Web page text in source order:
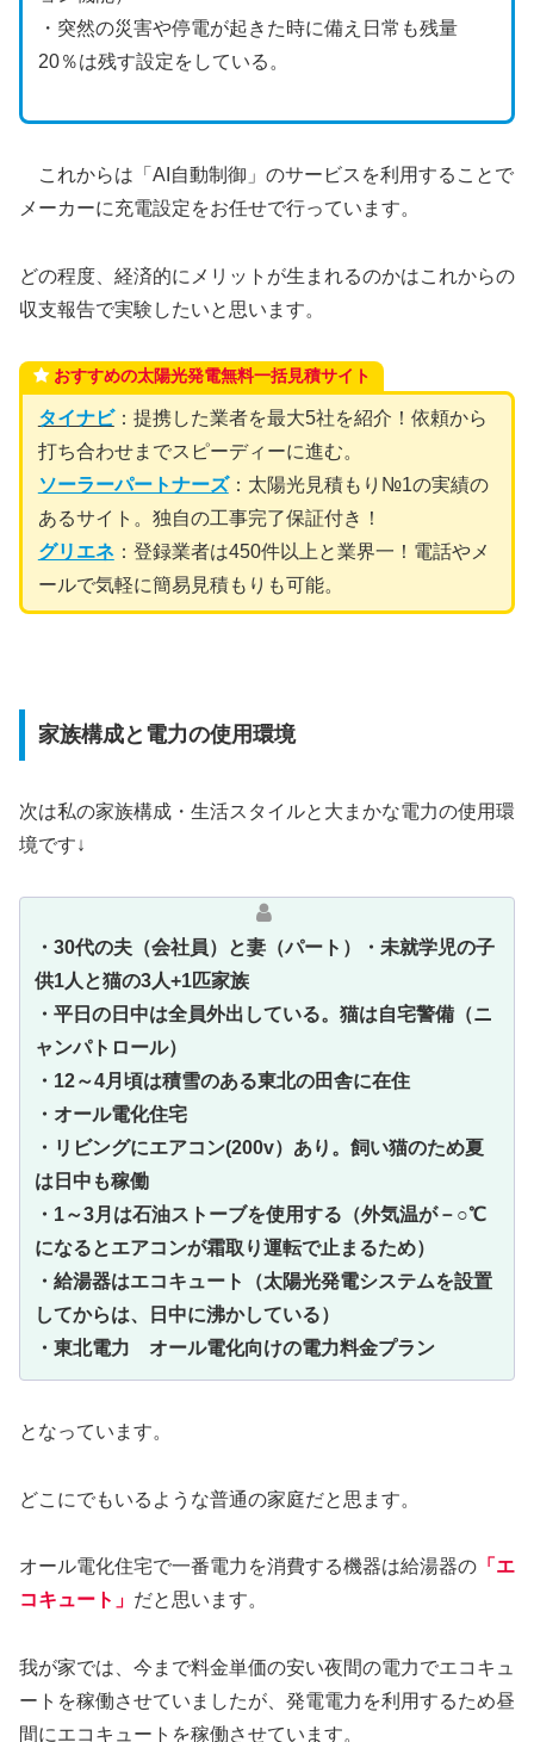
・突然の災害や停電が起きた時に備え日常も残量
20％は残す設定をしている。
これからは「AI自動制御」のサービスを利用することで
メーカーに充電設定をお任せで行っています。
どの程度、経済的にメリットが生まれるのかはこれからの
収支報告で実験したいと思います。
おすすめの太陽光発電無料一括見積サイト
タイナビ：提携した業者を最大5社を紹介！依頼から
打ち合わせまでスピーディーに進む。
ソーラーパートナーズ：太陽光見積もり№1の実績の
あるサイト。独自の工事完了保証付き！
グリエネ ：登録業者は450件以上と業界一！電話やメ
ールで気軽に簡易見積もりも可能。
家族構成と電力の使用環境
次は私の家族構成・生活スタイルと大まかな電力の使用環
境です↓
・30代の夫（会社員）と妻（パート）・未就学児の子
供1人と猫の3人+1匹家族
・平日の日中は全員外出している。猫は自宅警備（ニ
ャンパトロール）
・12～4月頃は積雪のある東北の田舎に在住
・オール電化住宅
・リビングにエアコン(200v）あり。飼い猫のため夏
は日中も稼働
・1～3月は石油ストーブを使用する（外気温が－○℃
になるとエアコンが霜取り運転で止まるため）
・給湯器はエコキュート（太陽光発電システムを設置
してからは、日中に沸かしている）
・東北電力 オール電化向けの電力料金プラン
となっています。
どこにでもいるような普通の家庭だと思ます。
オール電化住宅で一番電力を消費する機器は給湯器の 「エ
コキュート」 だと思います。
我が家では、今まで料金単価の安い夜間の電力でエコキュ
ートを稼働させていましたが、発電電力を利用するため昼
間にエコキュートを稼働させています。